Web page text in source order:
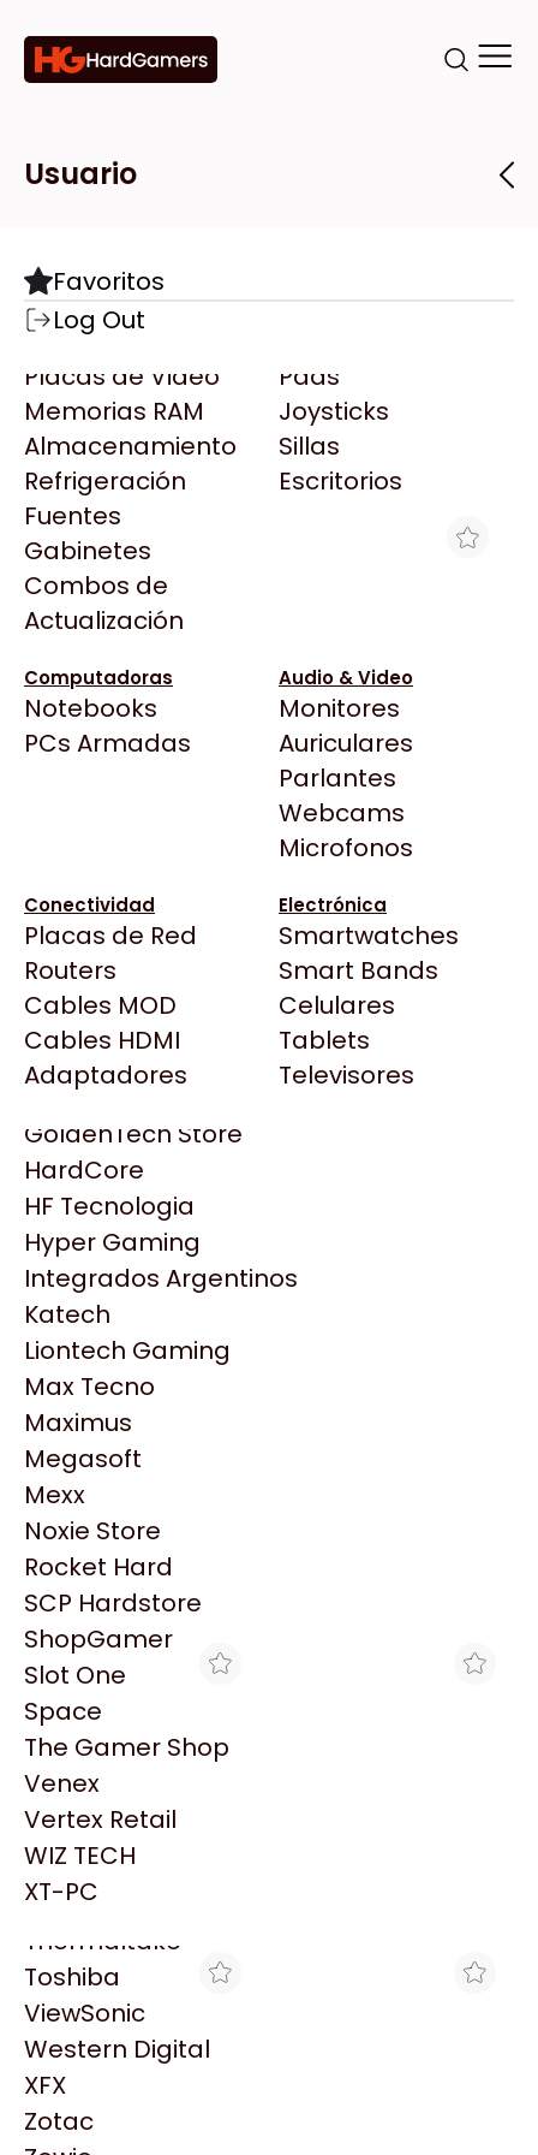
Categorías
Componentes
Motherboards
Microprocesadores
Placas de Video
Memorias RAM
Almacenamiento
Refrigeración
Fuentes
Gabinetes
Combos de
Actualización
Pads
Joysticks
Sillas
Escritorios
Computadoras
Notebooks
PCs Armadas
Audio & Video
Monitores
Auriculares
Parlantes
Webcams
Microfonos
Conectividad
Placas de Red
Routers
Cables MOD
Cables HDMI
Adaptadores
Electrónica
Smartwatches
Smart Bands
Celulares
Tablets
Televisores
Marcas
Todas las Marcas
AMD
AULA
Acer
Adata
AeroCool
Antec
Arkham
Asrock
BenQ
CX
Cooler Master
Deepcool
Dell
EVGA
Gamemax
Genesis
Genius
HP
HyperX
INNO3D
Intel
Kingston
Lenovo
Logitech
MSI
NVIDIA GeForce
NZXT
PNY
Palit
Philips
PowerColor
Razer
Redragon
Samsung
Sandisk
Sapphire
Seagate
Sentey
Solarmax
Thermaltake
Toshiba
ViewSonic
Western Digital
XFX
Zotac
Tiendas
Destacadas
Todas las Tiendas
Click Gaming
Compufan Store
Dinobyte
Full H4rd
Gaming City
Gezatek
GoldenTech Store
HardCore
HF Tecnologia
Hyper Gaming
Integrados Argentinos
Katech
Liontech Gaming
Max Tecno
Maximus
Megasoft
Mexx
Noxie Store
Rocket Hard
SCP Hardstore
ShopGamer
Slot One
Space
The Gamer Shop
Venex
Vertex Retail
WIZ TECH
XT-PC
Usuario
Favoritos
Log Out
TONER ALTERNATIVO PARA SAMSUNG
MLT-D101 2165W 3405W
$12.799
Ver producto en la página de Venex
Productos
Similares
Explorá más productos similares
VENEX
TONER ALTERNATIVO
MLT-D111S
$11.399